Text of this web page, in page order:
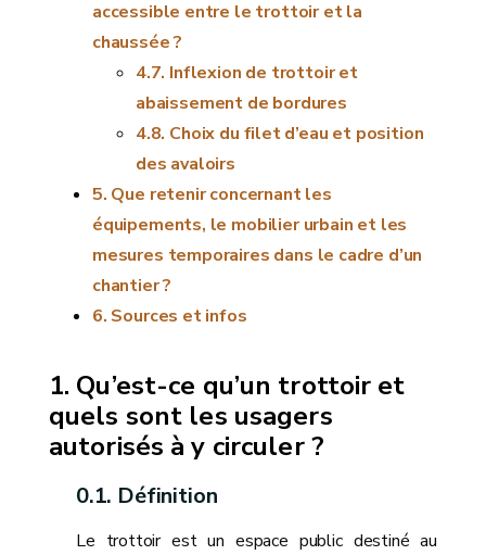
accessible entre le trottoir et la
chaussée ?
Inflexion de trottoir et
abaissement de bordures
Choix du filet d’eau et position
des avaloirs
Que retenir concernant les
équipements, le mobilier urbain et les
mesures temporaires dans le cadre d’un
chantier ?
Sources et infos
Qu’est-ce qu’un trottoir et
quels sont les usagers
autorisés à y circuler ?
Définition
Le trottoir est un espace public destiné au